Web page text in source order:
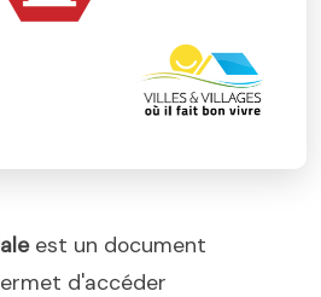
est un document
d'accéder